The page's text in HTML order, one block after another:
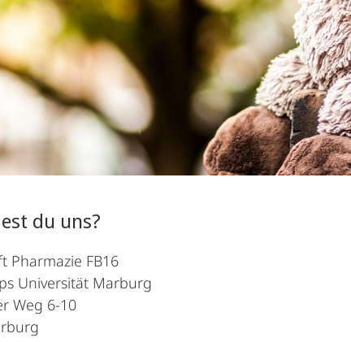
du uns?
Pharmazie FB16
Universität Marburg
Weg 6-10